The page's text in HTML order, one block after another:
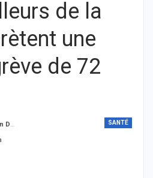
de la
une
de 72
SANTÉ